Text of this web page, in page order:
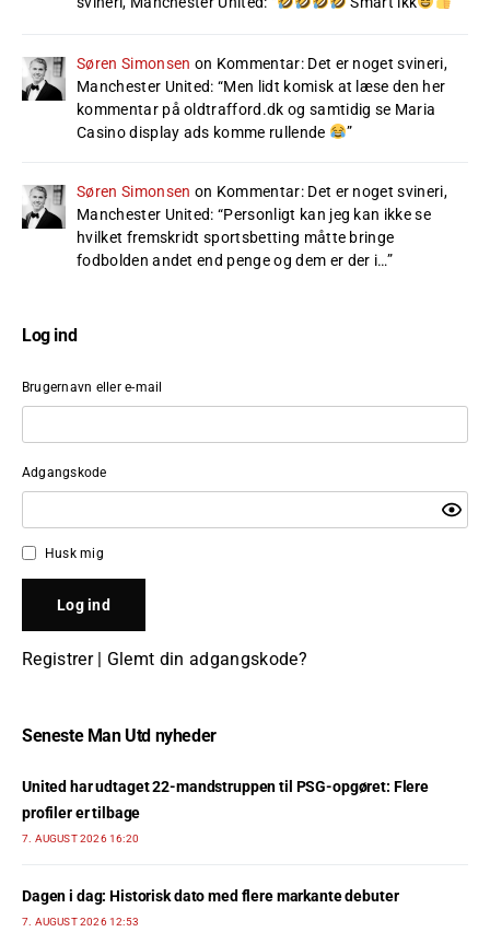
Søren Simonsen on Kommentar: Det er noget svineri,
Manchester United: “Men lidt komisk at læse den her
kommentar på oldtrafford.dk og samtidig se Maria
Casino display ads komme rullende
”
Søren Simonsen on Kommentar: Det er noget svineri,
Manchester United: “Personligt kan jeg kan ikke se
hvilket fremskridt sportsbetting måtte bringe
fodbolden andet end penge og dem er der i…”
Log ind
Brugernavn eller e-mail
Adgangskode
Husk mig
Registrer| Glemt din adgangskode?
Seneste Man Utd nyheder
United har udtaget 22-mandstruppen til PSG-opgøret: Flere
profiler er tilbage
7. AUGUST 2026 16:20
Dagen i dag: Historisk dato med flere markante debuter
7. AUGUST 2026 12:53